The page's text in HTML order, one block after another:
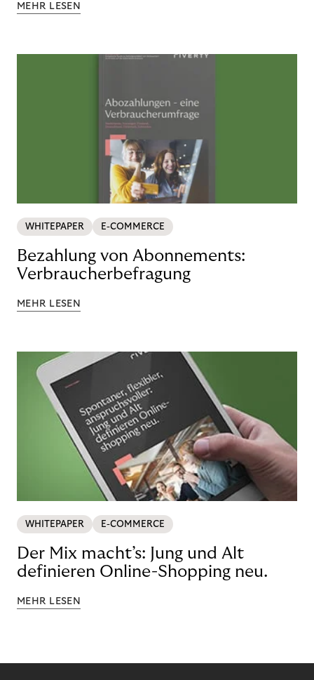
MEHR LESEN
WHITEPAPER E-COMMERCE
Bezahlung von Abonnements:
Verbraucherbefragung
MEHR LESEN
WHITEPAPER E-COMMERCE
Der Mix macht’s: Jung und Alt
definieren Online-Shopping neu.
MEHR LESEN